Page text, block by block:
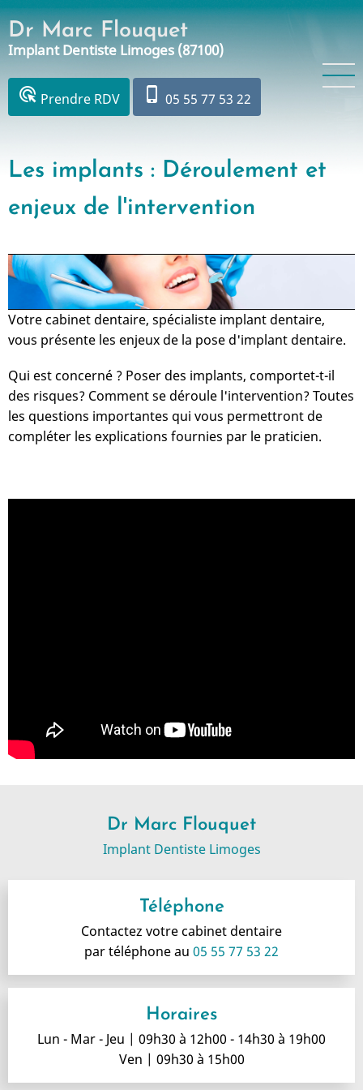
Aller
au
contenu
Dr Marc Flouquet
Implant Dentiste Limoges (87100)
ads_click Prendre RDV phone_iphone 05 55 77 53 22
Les implants : Déroulement et
enjeux de l'intervention
Votre cabinet dentaire, spécialiste implant dentaire,
vous présente les enjeux de la pose d'implant dentaire.
Qui est concerné ? Poser des implants, comportet-t-il
des risques? Comment se déroule l'intervention? Toutes
les questions importantes qui vous permettront de
compléter les explications fournies par le praticien.
Dr Marc Flouquet
Implant Dentiste Limoges
Téléphone
Contactez votre cabinet dentaire
par téléphone au 05 55 77 53 22
Horaires
Lun - Mar - Jeu | 09h30 à 12h00 - 14h30 à 19h00
Ven | 09h30 à 15h00